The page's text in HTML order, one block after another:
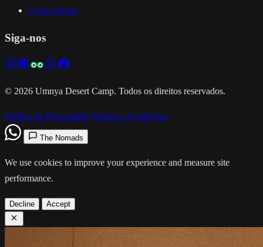
Como chegar
Siga-nos
© 2026 Umnya Desert Camp. Todos os direitos reservados.
Política de Privacidade Termos e Condições
The Nomads
We use cookies to improve your experience and measure site
performance.
Decline Accept